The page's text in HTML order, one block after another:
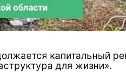
капитальный
для жизни».